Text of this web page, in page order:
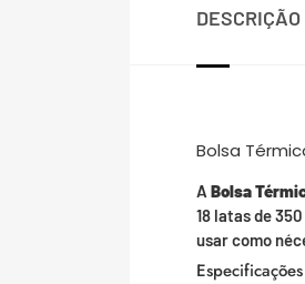
DESCRIÇÃO
Bolsa
A Bolsa
18 latas de
usar como
Especificações